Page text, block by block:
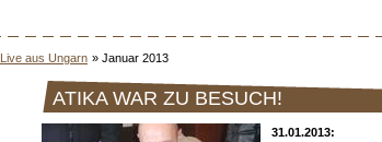
Live aus Ungarn » Januar 2013
ATIKA WAR ZU BESUCH!
31.01.2013: